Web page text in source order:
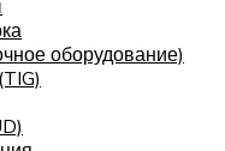
оборудование)